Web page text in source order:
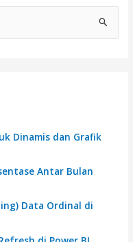
Dinamis dan Grafik
Antar Bulan
Data Ordinal di